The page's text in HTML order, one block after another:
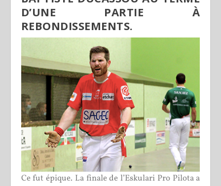
D’UNE PARTIE À
REBONDISSEMENTS.
Ce fut épique. La finale de l’Eskulari Pro Pilota a